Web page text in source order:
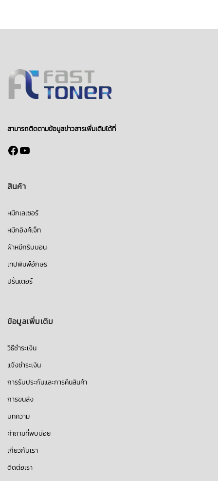
สามารถติดตามข้อมูลข่าวสารเพิ่มเติมได้ที่
Facebook
YouTube
สินค้า
หมึกเลเซอร์
หมึกอิงค์เจ็ท
ผ้าหมึกริบบอน
เทปพิมพ์อักษร
ปริ้นเตอร์
ข้อมูลเพิ่มเติม
วิธีชำระเงิน
แจ้งชำระเงิน
การรับประกันและการคืนสินค้า
การขนส่ง
บทความ
คำถามที่พบบ่อย
เกี่ยวกับเรา
ติดต่อเรา